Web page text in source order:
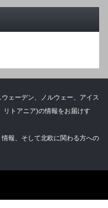
ェーデン、ノルウェー、アイス
リトアニア)の情報をお届けす
報、そして北欧に関わる方への